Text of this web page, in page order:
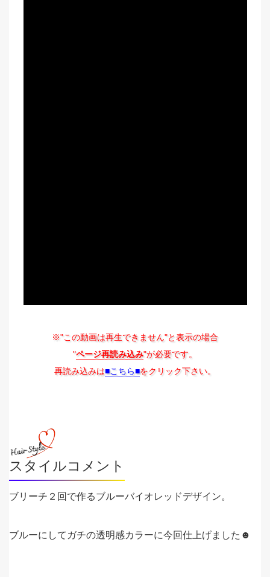
※"この動画は再生できません"と表示の場合
"ページ再読み込み"が必要です。
再読み込みは■こちら■をクリック下さい。
スタイルコメント
ブリーチ２回で作るブルーバイオレッドデザイン。
ブルーにしてガチの透明感カラーに今回仕上げました☻